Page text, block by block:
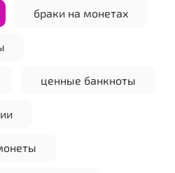
браки на монетах
ценные банкноты